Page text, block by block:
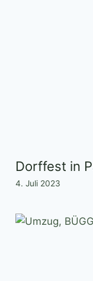
Dorffest in
4. Juli 2023